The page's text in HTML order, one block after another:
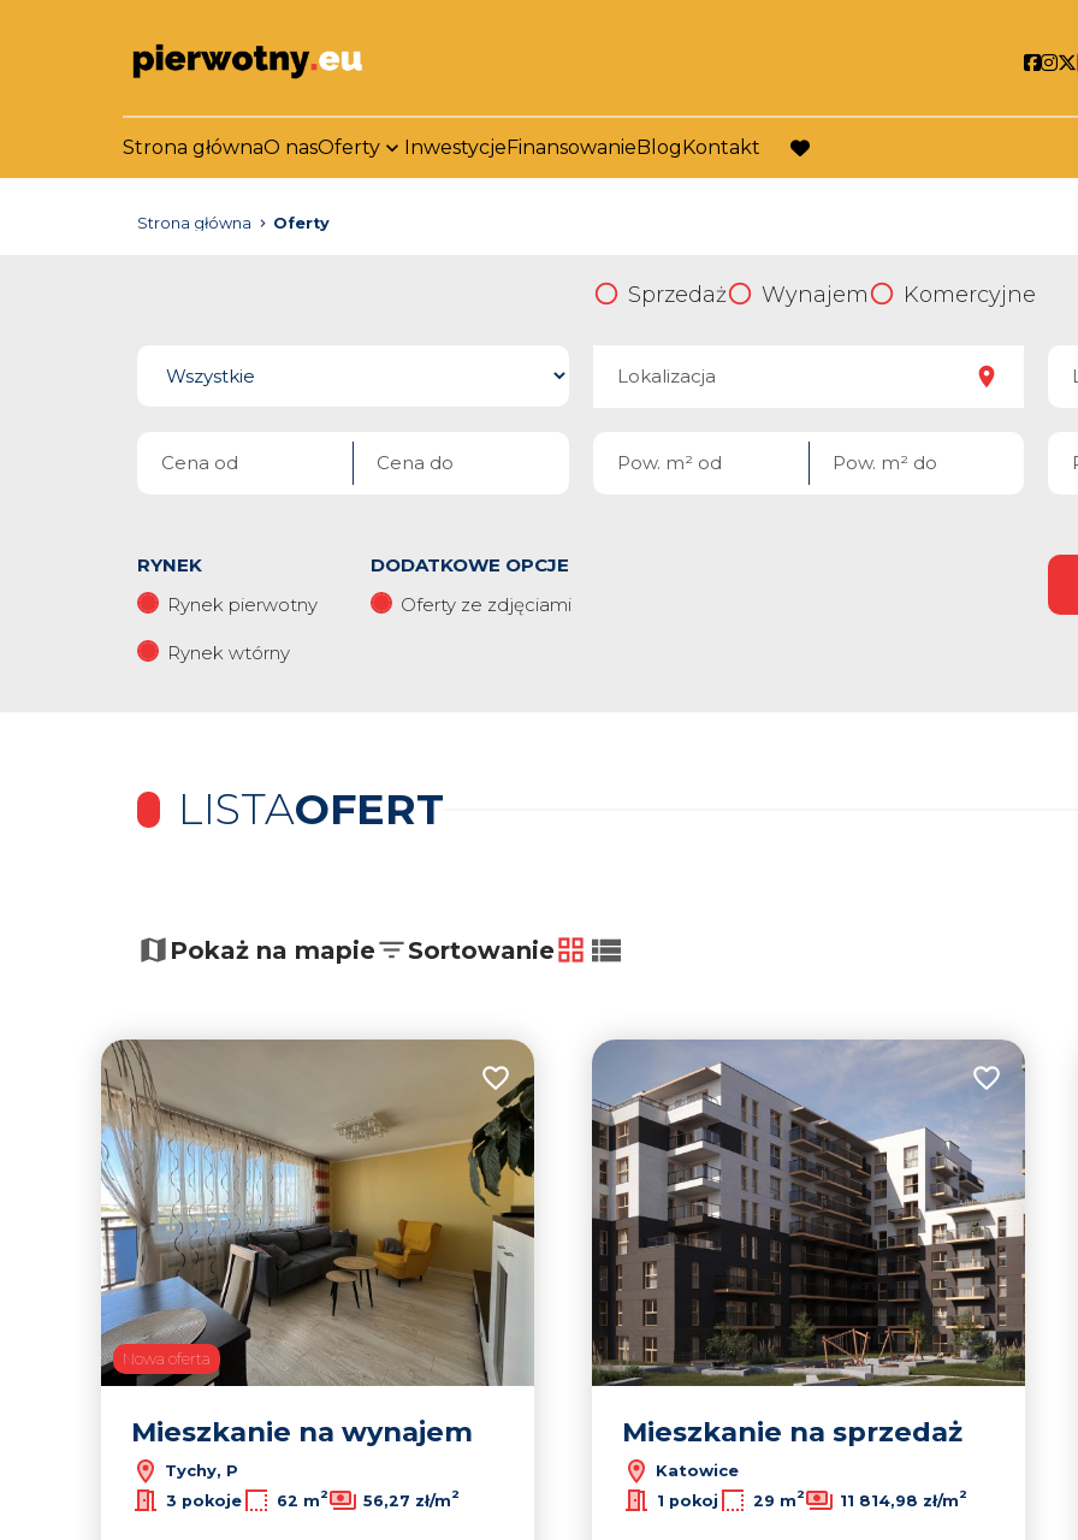
Strona głównaO nasOferty InwestycjeFinansowanieBlogKontakt
favorite
Strona główna Oferty
Sprzedaż Wynajem Komercyjne
RYNEK
Rynek pierwotny
Rynek wtórny
DODATKOWE OPCJE
Oferty ze zdjęciami
LISTAOFERT
30
371
−Pokaż na mapie Sortowanie
tabela
lista
Nowa oferta
Dodaj do ulubionych
Mieszkanie na wynajem
Tychy, P
3 pokoje 62 m2 56,27 zł/m2
Dodaj do
Mieszkanie na sprzedaż
Katowice
1 pokoj 29 m2 11 814,98 zł/m2